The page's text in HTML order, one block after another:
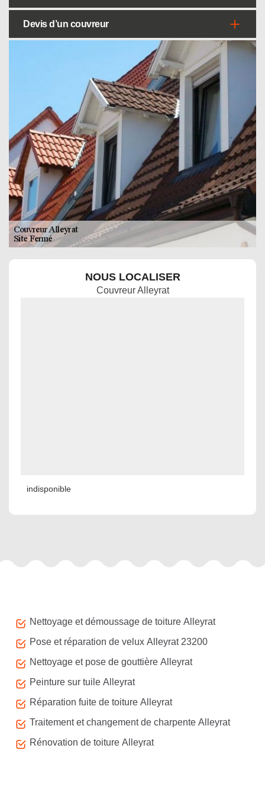
Devis d’un couvreur
NOUS LOCALISER
Couvreur Alleyrat
indisponible
Nettoyage et démoussage de toiture Alleyrat
Pose et réparation de velux Alleyrat 23200
Nettoyage et pose de gouttière Alleyrat
Peinture sur tuile Alleyrat
Réparation fuite de toiture Alleyrat
Traitement et changement de charpente Alleyrat
Rénovation de toiture Alleyrat